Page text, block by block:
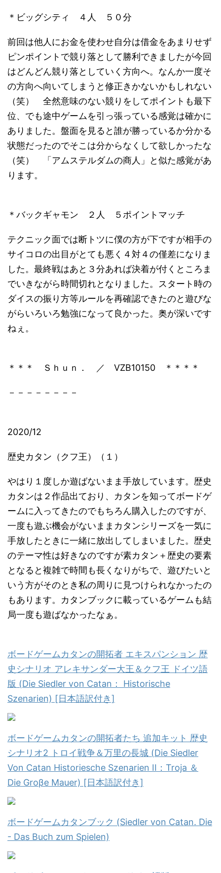
＊ビッグシティ ４人 ５０分
前回は他人にお金を使わせ自分は借金をあまりせず
ピンポイントで競り落として勝利できましたが今回
はどんどん競り落としていく方向へ。なんか一度そ
の方向へ向いてしまうと修正きかないかもしれない
（笑） 全然意味のない競りをしてポイントも最下
位、でも途中ゲームを引っ張っている感覚は確かに
ありました。盤面を見ると誰が勝っているか分かる
状態だったのでそこは分からなくして欲しかったな
（笑） 「アムステルダムの商人」と似た感覚があ
ります。
＊バックギャモン ２人 ５ポイントマッチ
テクニック面では断トツに僕の方が下ですが相手の
サイコロの出目がとても悪く４対４の僅差になりま
した。最終戦はあと３分あれば決着が付くところま
でいきながら時間切れとなりました。スタート時の
ダイスの振り方等ルールを再確認できたのと遊びな
がらいろいろ勉強になって良かった。奥が深いです
ねぇ。
＊＊＊ Ｓｈｕｎ． ／ VZB10150 ＊＊＊＊
－－－－－－－－
2020/12
歴史カタン（クフ王）（１）
やはり１度しか遊ばないまま手放しています。歴史
カタンは２作品出ており、カタンを知ってボードゲ
ームに入ってきたのでもちろん購入したのですが、
一度も遊ぶ機会がないままカタンシリーズを一気に
手放したときに一緒に放出してしまいました。歴史
のテーマ性は好きなのですが素カタン＋歴史の要素
となると複雑で時間も長くなりがちで、遊びたいと
いう方がそのとき私の周りに見つけられなかったの
もあります。カタンブックに載っているゲームも結
局一度も遊ばなかったなぁ。
ボードゲームカタンの開拓者 エキスパンション 歴
史シナリオ アレキサンダー大王＆クフ王 ドイツ語
版 (Die Siedler von Catan： Historische
Szenarien) [日本語訳付き]
ボードゲームカタンの開拓者たち 追加キット 歴史
シナリオ2 トロイ戦争＆万里の長城 (Die Siedler
Von Catan Historiesche Szenarien II：Troja ＆
Die Groβe Mauer) [日本語訳付き]
ボードゲームカタンブック (Siedler von Catan. Die
- Das Buch zum Spielen)